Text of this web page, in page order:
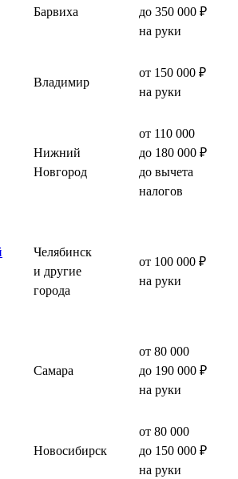
Барвиха
до 350 000 ₽
на руки
Владимир
от 150 000 ₽
на руки
Нижний
Новгород
от 110 000
до 180 000 ₽
до вычета
налогов
Челябинск
и другие
города
от 100 000 ₽
на руки
Самара
от 80 000
до 190 000 ₽
на руки
Новосибирск
от 80 000
до 150 000 ₽
на руки